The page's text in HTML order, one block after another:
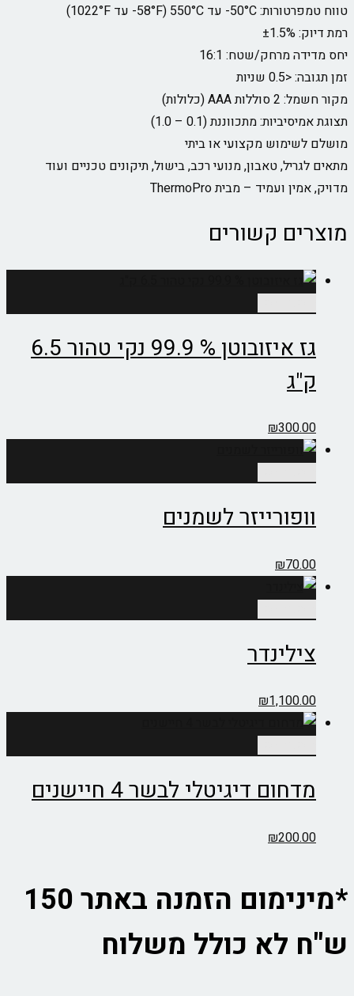
טווח טמפרטורות: ‎-50°C עד 550°C (‎-58°F עד 1022°F)
רמת דיוק: ±1.5%
יחס מדידה מרחק/שטח: 16:1
זמן תגובה: <0.5 שניות
מקור חשמל: 2 סוללות AAA (כלולות)
תצוגת אמיסיביות: מתכווננת (0.1 – 1.0)
מושלם לשימוש מקצועי או ביתי
מתאים לגריל, טאבון, מנועי רכב, בישול, תיקונים טכניים ועוד
מדויק, אמין ועמיד – מבית ThermoPro
מוצרים קשורים
גז איזובוטן % 99.9 נקי טהור 6.5
ק"ג
₪300.00
וופורייזר לשמנים
₪70.00
צילינדר
₪1,100.00
מדחום דיגיטלי לבשר 4 חיישנים
₪200.00
*מינימום הזמנה באתר 150
ש"ח לא כולל משלוח